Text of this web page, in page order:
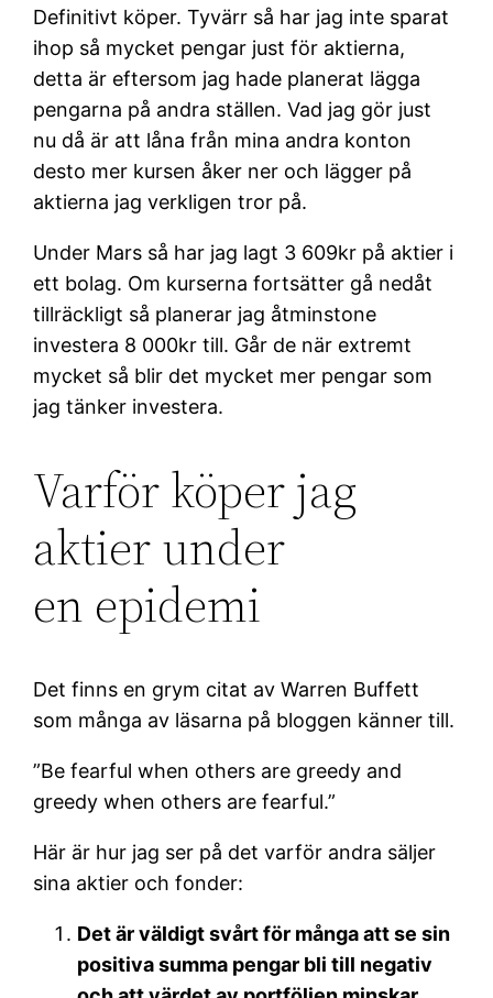
Definitivt köper. Tyvärr så har jag inte sparat
ihop så mycket pengar just för aktierna,
detta är eftersom jag hade planerat lägga
pengarna på andra ställen. Vad jag gör just
nu då är att låna från mina andra konton
desto mer kursen åker ner och lägger på
aktierna jag verkligen tror på.
Under Mars så har jag lagt 3 609kr på aktier i
ett bolag. Om kurserna fortsätter gå nedåt
tillräckligt så planerar jag åtminstone
investera 8 000kr till. Går de när extremt
mycket så blir det mycket mer pengar som
jag tänker investera.
Varför köper jag
aktier under
en epidemi
Det finns en grym citat av Warren Buffett
som många av läsarna på bloggen känner till.
”Be fearful when others are greedy and
greedy when others are fearful.”
Här är hur jag ser på det varför andra säljer
sina aktier och fonder:
Det är väldigt svårt för många att se sin
positiva summa pengar bli till negativ